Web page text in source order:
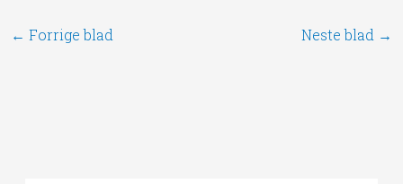
← Forrige blad Neste blad →